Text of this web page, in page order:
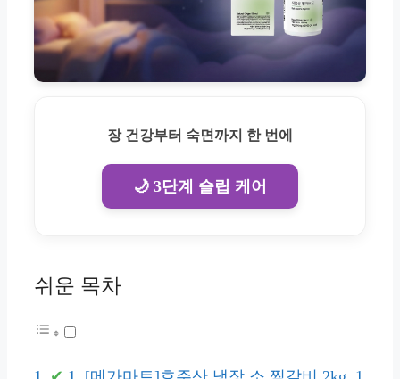
장 건강부터 숙면까지 한 번에
🌙 3단계 슬립 케어
쉬운 목차